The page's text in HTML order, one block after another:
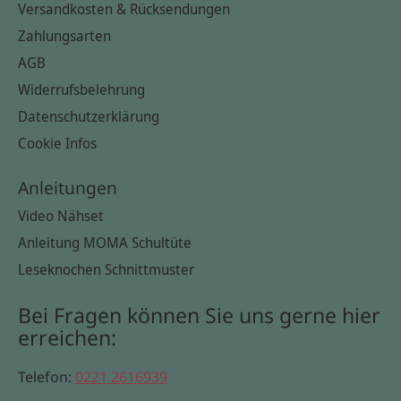
Versandkosten & Rücksendungen
Zahlungsarten
AGB
Widerrufsbelehrung
Datenschutzerklärung
Cookie Infos
Anleitungen
Video Nähset
Anleitung MOMA Schultüte
Leseknochen Schnittmuster
Bei Fragen können Sie uns gerne hier
erreichen:
Telefon: 0221 2616939